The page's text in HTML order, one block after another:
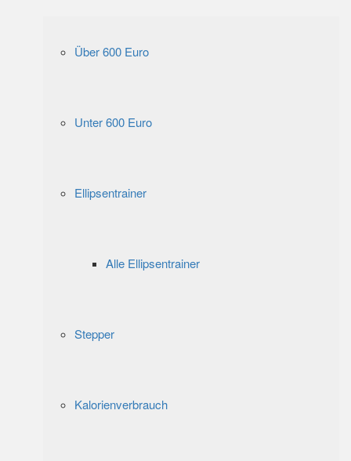
Über 600 Euro
Unter 600 Euro
Ellipsentrainer
Alle Ellipsentrainer
Stepper
Kalorienverbrauch